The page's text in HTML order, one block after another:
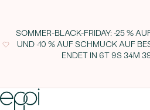
SOMMER-BLACK-FRIDAY: -25 %
UND -10 % AUF SCHMUCK AUF
ENDET IN 6T 9S 34M